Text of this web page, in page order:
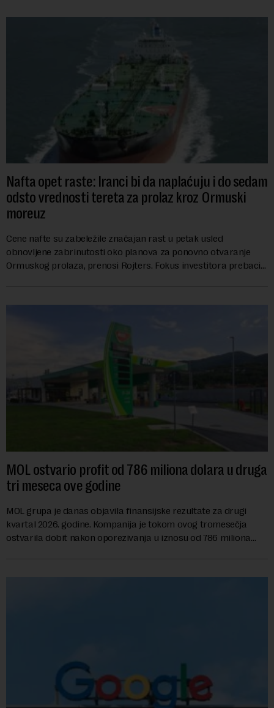
Nafta opet raste: Iranci bi da naplaćuju i do sedam
odsto vrednosti tereta za prolaz kroz Ormuski
moreuz
Cene nafte su zabeležile značajan rast u petak usled
obnovljene zabrinutosti oko planova za ponovno otvaranje
Ormuskog prolaza, prenosi Rojters. Fokus investitora prebacio
MOL ostvario profit od 786 miliona dolara u druga
tri meseca ove godine
MOL grupa je danas objavila finansijske rezultate za drugi
kvartal 2026. godine. Kompanija je tokom ovog tromesečja
ostvarila dobit nakon oporezivanja u iznosu od 786 miliona